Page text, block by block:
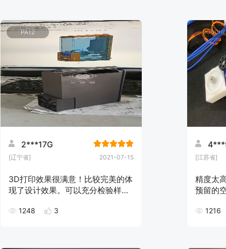
PA12
2***17G
[辽宁省] 2021-07-15
3D打印效果很满意！比较完美的体
现了设计效果。可以充分检验样件
一次完整检验。
1248 3
9000HE
[江苏省]
精度太
预留的
磨，嘉
1216